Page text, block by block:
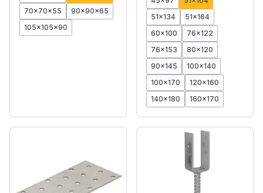
70x70x55
90x90x65
105x105x90
51x134
51x164
60x100
76x122
76x153
80x120
90x145
100x140
100x170
120x160
140x180
160x170